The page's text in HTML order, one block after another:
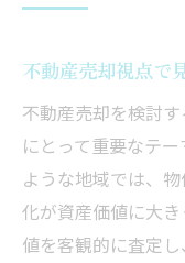
不動産売却視点で
不動産売却を検討
にとって重要なテ
ような地域では、
化が資産価値に大
値を客観的に査定